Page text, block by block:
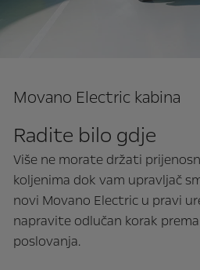
Movano Electric kabina
Radite bilo gdje
Više ne morate držati
koljenima dok vam upravljač
novi Movano Electric u pravi
napravite odlučan korak
poslovanja.